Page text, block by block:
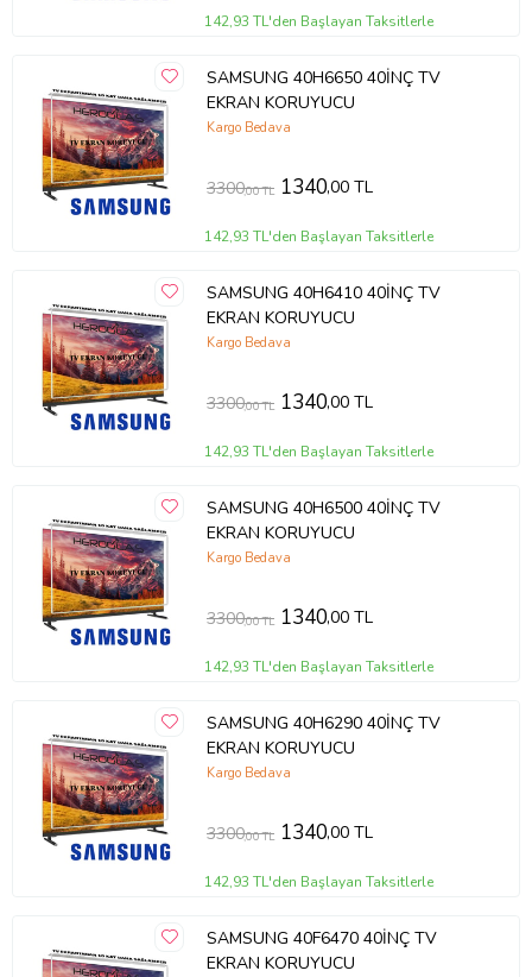
142,93 TL'den Başlayan Taksitlerle
SAMSUNG 40H6650 40İNÇ TV
EKRAN KORUYUCU
Kargo Bedava
3300,00 TL 1340,00 TL
142,93 TL'den Başlayan Taksitlerle
SAMSUNG 40H6410 40İNÇ TV
EKRAN KORUYUCU
Kargo Bedava
3300,00 TL 1340,00 TL
142,93 TL'den Başlayan Taksitlerle
SAMSUNG 40H6500 40İNÇ TV
EKRAN KORUYUCU
Kargo Bedava
3300,00 TL 1340,00 TL
142,93 TL'den Başlayan Taksitlerle
SAMSUNG 40H6290 40İNÇ TV
EKRAN KORUYUCU
Kargo Bedava
3300,00 TL 1340,00 TL
142,93 TL'den Başlayan Taksitlerle
SAMSUNG 40F6470 40İNÇ TV
EKRAN KORUYUCU